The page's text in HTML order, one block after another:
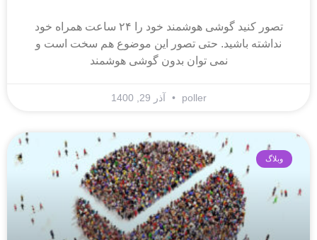
تصور کنید گوشی هوشمند خود را ۲۴ ساعت همراه خود
نداشته باشید. حتی تصور این موضوع هم سخت است و
نمی توان بدون گوشی هوشمند
poller آذر 29, 1400
وبلاگ